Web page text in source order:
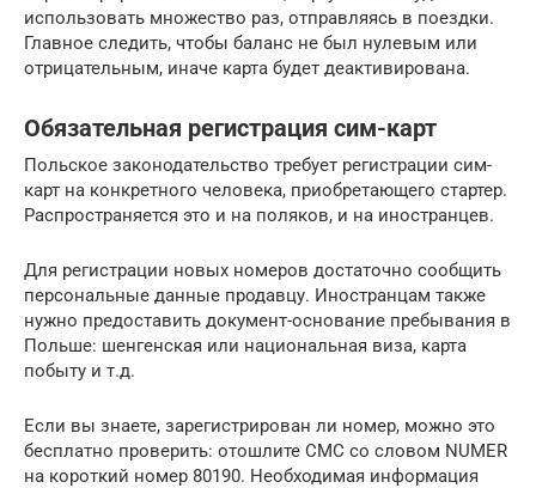
использовать множество раз, отправляясь в поездки.
Главное следить, чтобы баланс не был нулевым или
отрицательным, иначе карта будет деактивирована.
Обязательная регистрация сим-карт
Польское законодательство требует регистрации сим-
карт на конкретного человека, приобретающего стартер.
Распространяется это и на поляков, и на иностранцев.
Для регистрации новых номеров достаточно сообщить
персональные данные продавцу. Иностранцам также
нужно предоставить документ-основание пребывания в
Польше: шенгенская или национальная виза, карта
побыту и т.д.
Если вы знаете, зарегистрирован ли номер, можно это
бесплатно проверить: отошлите СМС со словом NUMER
на короткий номер 80190. Необходимая информация